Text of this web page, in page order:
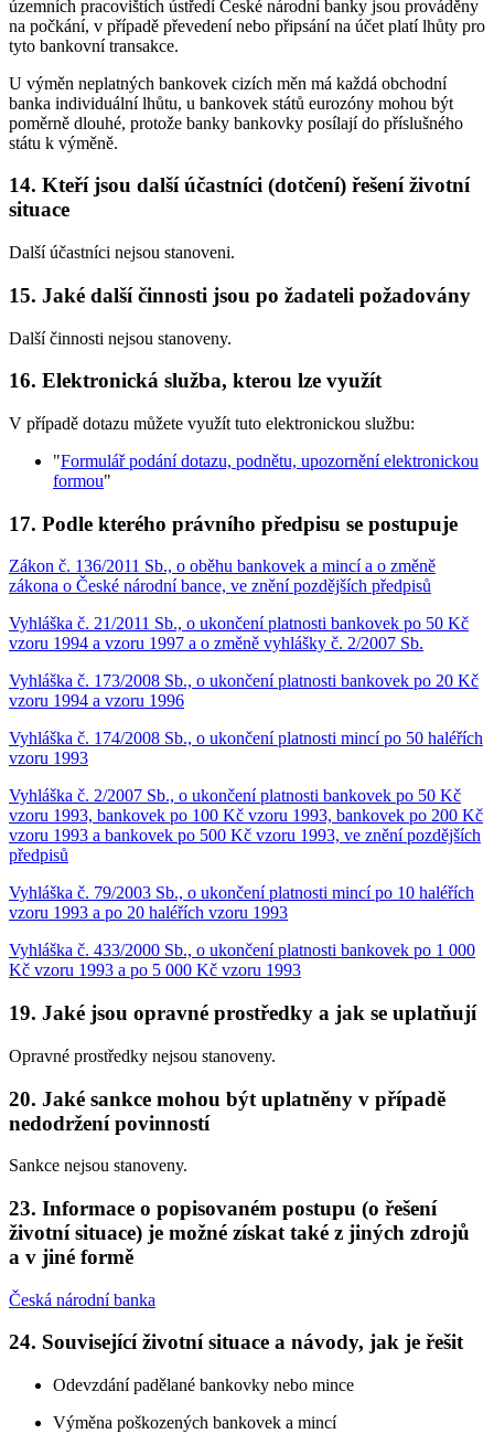
územních pracovištích ústředí České národní banky jsou prováděny
na počkání, v případě převedení nebo připsání na účet platí lhůty pro
tyto bankovní transakce.
U výměn neplatných bankovek cizích měn má každá obchodní
banka individuální lhůtu, u bankovek států eurozóny mohou být
poměrně dlouhé, protože banky bankovky posílají do příslušného
státu k výměně.
14. Kteří jsou další účastníci (dotčení) řešení životní
situace
Další účastníci nejsou stanoveni.
15. Jaké další činnosti jsou po žadateli požadovány
Další činnosti nejsou stanoveny.
16. Elektronická služba, kterou lze využít
V případě dotazu můžete využít tuto elektronickou službu:
"Formulář podání dotazu, podnětu, upozornění elektronickou
formou"
17. Podle kterého právního předpisu se postupuje
Zákon č. 136/2011 Sb., o oběhu bankovek a mincí a o změně
zákona o České národní bance, ve znění pozdějších předpisů
Vyhláška č. 21/2011 Sb., o ukončení platnosti bankovek po 50 Kč
vzoru 1994 a vzoru 1997 a o změně vyhlášky č. 2/2007 Sb.
Vyhláška č. 173/2008 Sb., o ukončení platnosti bankovek po 20 Kč
vzoru 1994 a vzoru 1996
Vyhláška č. 174/2008 Sb., o ukončení platnosti mincí po 50 haléřích
vzoru 1993
Vyhláška č. 2/2007 Sb., o ukončení platnosti bankovek po 50 Kč
vzoru 1993, bankovek po 100 Kč vzoru 1993, bankovek po 200 Kč
vzoru 1993 a bankovek po 500 Kč vzoru 1993, ve znění pozdějších
předpisů
Vyhláška č. 79/2003 Sb., o ukončení platnosti mincí po 10 haléřích
vzoru 1993 a po 20 haléřích vzoru 1993
Vyhláška č. 433/2000 Sb., o ukončení platnosti bankovek po 1 000
Kč vzoru 1993 a po 5 000 Kč vzoru 1993
19. Jaké jsou opravné prostředky a jak se uplatňují
Opravné prostředky nejsou stanoveny.
20. Jaké sankce mohou být uplatněny v případě
nedodržení povinností
Sankce nejsou stanoveny.
23. Informace o popisovaném postupu (o řešení
životní situace) je možné získat také z jiných zdrojů
a v jiné formě
Česká národní banka
24. Související životní situace a návody, jak je řešit
Odevzdání padělané bankovky nebo mince
Výměna poškozených bankovek a mincí